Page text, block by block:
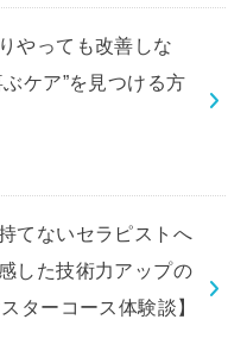
やっても改善しな
ケア”を見つける方
てないセラピストへ
した技術力アップの
ターコース体験談】